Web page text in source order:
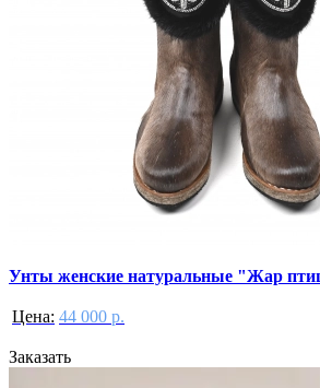
Унты женские натуральные "Жар
Цена: 44 000 р.
Заказать